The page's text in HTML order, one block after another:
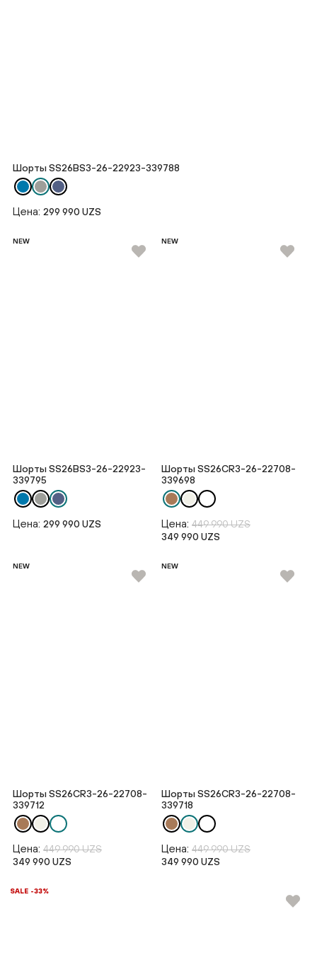
Шорты SS26BS3-26-22923-339788
Цена: 299 990 UZS
NEW
Шорты SS26BS3-26-22923-
339795
Цена: 299 990 UZS
NEW
Шорты SS26CR3-26-22708-
339698
Цена: 449 990 UZS
349 990 UZS
NEW
Шорты SS26CR3-26-22708-
339712
Цена: 449 990 UZS
349 990 UZS
NEW
Шорты SS26CR3-26-22708-
339718
Цена: 449 990 UZS
349 990 UZS
SALE -33%